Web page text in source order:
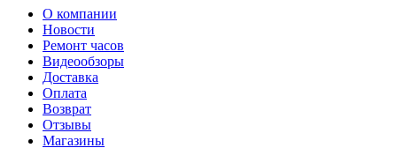
О компании
Новости
Ремонт часов
Видеообзоры
Доставка
Оплата
Возврат
Отзывы
Магазины